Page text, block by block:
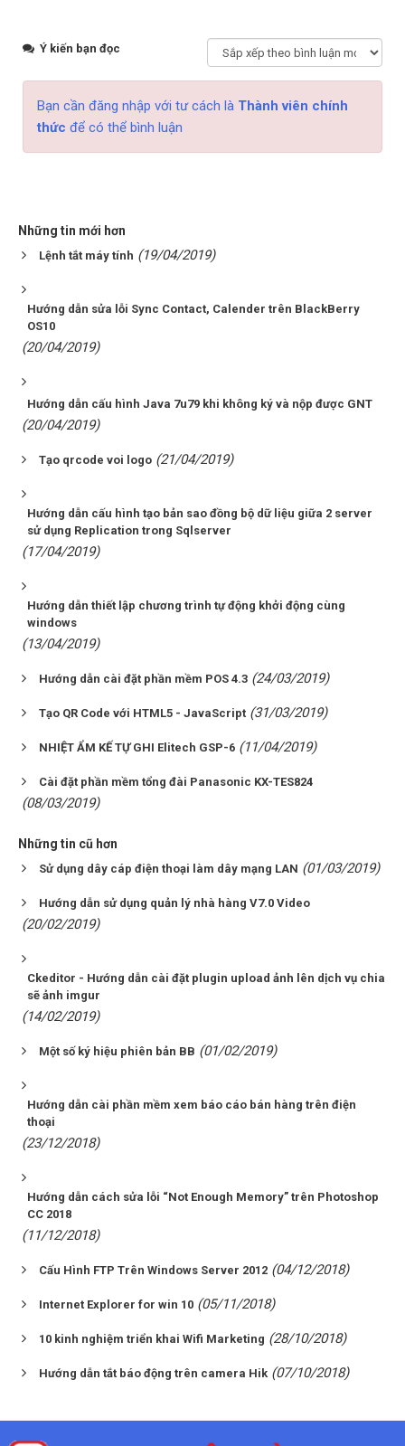
Ý kiến bạn đọc
Bạn cần đăng nhập với tư cách là Thành viên chính
thức để có thể bình luận
Những tin mới hơn
Lệnh tắt máy tính (19/04/2019)
Hướng dẫn sửa lỗi Sync Contact, Calender trên BlackBerry
OS10
(20/04/2019)
Hướng dẫn cấu hình Java 7u79 khi không ký và nộp được GNT
(20/04/2019)
Tạo qrcode voi logo (21/04/2019)
Hướng dẫn cấu hình tạo bản sao đồng bộ dữ liệu giữa 2 server
sử dụng Replication trong Sqlserver
(17/04/2019)
Hướng dẫn thiết lập chương trình tự động khởi động cùng
windows
(13/04/2019)
Hướng dẫn cài đặt phần mềm POS 4.3 (24/03/2019)
Tạo QR Code với HTML5 - JavaScript (31/03/2019)
NHIỆT ẨM KẾ TỰ GHI Elitech GSP-6 (11/04/2019)
Cài đặt phần mềm tổng đài Panasonic KX-TES824
(08/03/2019)
Những tin cũ hơn
Sử dụng dây cáp điện thoại làm dây mạng LAN (01/03/2019)
Hướng dẫn sử dụng quản lý nhà hàng V7.0 Video
(20/02/2019)
Ckeditor - Hướng dẫn cài đặt plugin upload ảnh lên dịch vụ chia
sẽ ảnh imgur
(14/02/2019)
Một số ký hiệu phiên bản BB (01/02/2019)
Hướng dẫn cài phần mềm xem báo cáo bán hàng trên điện
thoại
(23/12/2018)
Hướng dẫn cách sửa lỗi “Not Enough Memory” trên Photoshop
CC 2018
(11/12/2018)
Cấu Hình FTP Trên Windows Server 2012 (04/12/2018)
Internet Explorer for win 10 (05/11/2018)
10 kinh nghiệm triển khai Wifi Marketing (28/10/2018)
Hướng dẫn tắt báo động trên camera Hik (07/10/2018)